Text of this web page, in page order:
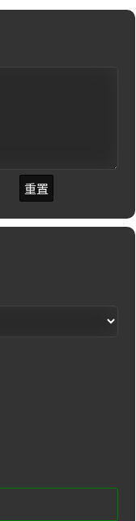
重置